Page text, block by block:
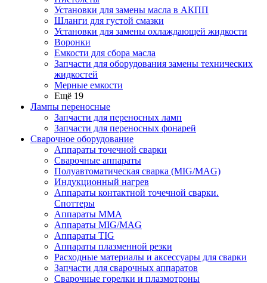
Установки для замены масла в АКПП
Шланги для густой смазки
Установки для замены охлаждающей жидкости
Воронки
Емкости для сбора масла
Запчасти для оборудования замены технических
жидкостей
Мерные емкости
Ещё 19
Лампы переносные
Запчасти для переносных ламп
Запчасти для переносных фонарей
Сварочное оборудование
Аппараты точечной сварки
Сварочные аппараты
Полуавтоматическая сварка (MIG/MAG)
Индукционный нагрев
Аппараты контактной точечной сварки.
Споттеры
Аппараты MMA
Аппараты MIG/MAG
Аппараты TIG
Аппараты плазменной резки
Расходные материалы и аксессуары для сварки
Запчасти для сварочных аппаратов
Сварочные горелки и плазмотроны